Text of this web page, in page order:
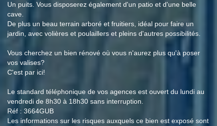
Un puits. Vous disposerez également d'un patio et d'une belle
cave.
De plus un beau terrain arboré et fruitiers, idéal pour faire un
jardin, avec volières et poulaillers et pleins d'autres possibilités.
Vous cherchez un bien rénové où vous n'aurez plus qu'à poser
vos valises?
C'est par ici!
Le standard téléphonique de vos agences est ouvert du lundi au
vendredi de 8h30 à 18h30 sans interruption.
Réf : 3664GUB
Les informations sur les risques auxquels ce bien est exposé sont